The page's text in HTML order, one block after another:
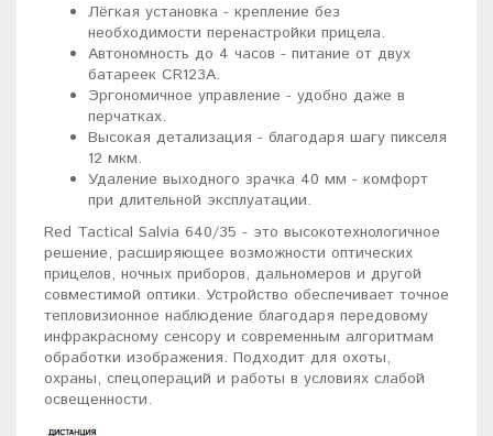
Лёгкая установка - крепление без
необходимости перенастройки прицела.
Автономность до 4 часов - питание от двух
батареек CR123A.
Эргономичное управление - удобно даже в
перчатках.
Высокая детализация - благодаря шагу пикселя
12 мкм.
Удаление выходного зрачка 40 мм - комфорт
при длительной эксплуатации.
Red Tactical Salvia 640/35 - это высокотехнологичное
решение, расширяющее возможности оптических
прицелов, ночных приборов, дальномеров и другой
совместимой оптики. Устройство обеспечивает точное
тепловизионное наблюдение благодаря передовому
инфракрасному сенсору и современным алгоритмам
обработки изображения. Подходит для охоты,
охраны, спецопераций и работы в условиях слабой
освещенности.